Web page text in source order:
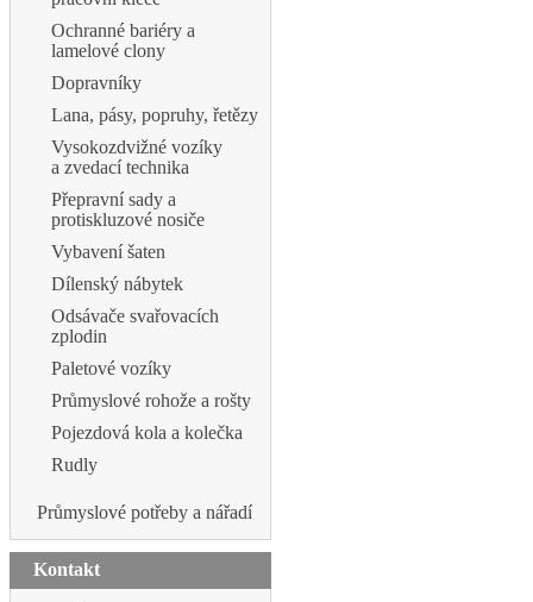
Ochranné bariéry a
lamelové clony
Dopravníky
Lana, pásy, popruhy, řetězy
Vysokozdvižné vozíky
a zvedací technika
Přepravní sady a
protiskluzové nosiče
Vybavení šaten
Dílenský nábytek
Odsávače svařovacích
zplodin
Paletové vozíky
Průmyslové rohože a rošty
Pojezdová kola a kolečka
Rudly
Průmyslové potřeby a nářadí
Kontakt